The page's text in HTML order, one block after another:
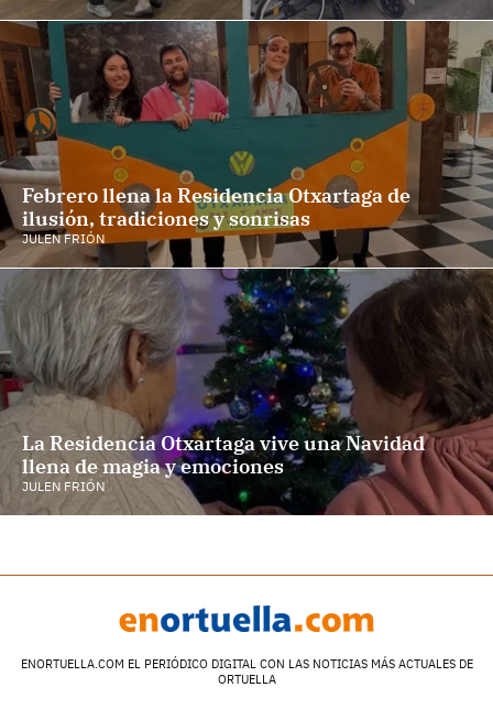
Febrero llena la Residencia Otxartaga de
ilusión, tradiciones y sonrisas
JULEN FRIÓN
La Residencia Otxartaga vive una Navidad
llena de magia y emociones
JULEN FRIÓN
ENORTUELLA.COM EL PERIÓDICO DIGITAL CON LAS NOTICIAS MÁS ACTUALES DE
ORTUELLA